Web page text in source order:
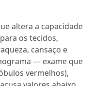
altera a capacidade
os tecidos,
cansaço e
— exame que
vermelhos),